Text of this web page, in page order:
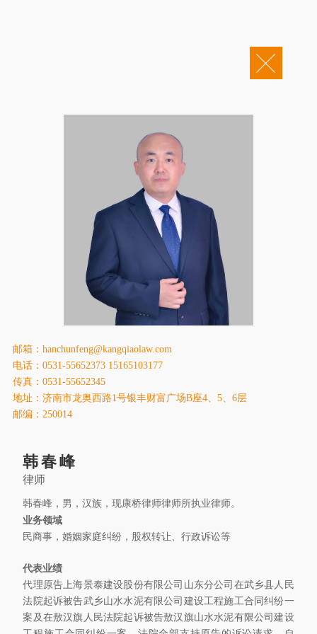
康桥人员
新闻动态
康桥党建
业务领域
社会责任
康桥法治研究院
康桥出版
邮箱：hanchunfeng@kangqiaolaw.com
电话：0531-55652373 15165103177
传真：0531-55652345
地址：济南市龙奥西路1号银丰财富广场B座4、5、6层
邮编：250014
韩春峰
律师
韩春峰，男，汉族，现康桥律师律师所执业律师。
业务领域
民商事，婚姻家庭纠纷，股权转让、行政诉讼等
代表业绩
代理原告上海景泰建设股份有限公司山东分公司在武乡县人民
法院起诉被告武乡山水水泥有限公司建设工程施工合同纠纷一
案及在敖汉旗人民法院起诉被告敖汉旗山水水泥有限公司建设
Copyright © 2011-2026 康桥律师事务所